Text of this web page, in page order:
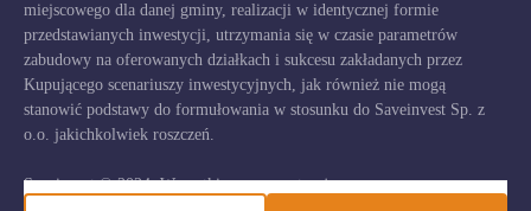
miejscowego dla danej gminy, realizacji w identycznej formie
przedstawianych inwestycji, utrzymania się w czasie parametrów
zabudowy na oferowanych działkach i sukcesu zakładanych przez
Kupującego scenariuszy inwestycyjnych, jak również nie mogą
stanowić podstawy do formułowania w stosunku do Saveinvest Sp. z
o.o. jakichkolwiek roszczeń.
Saveinvest © 2024. Wszystkie prawa zastrzeżone.